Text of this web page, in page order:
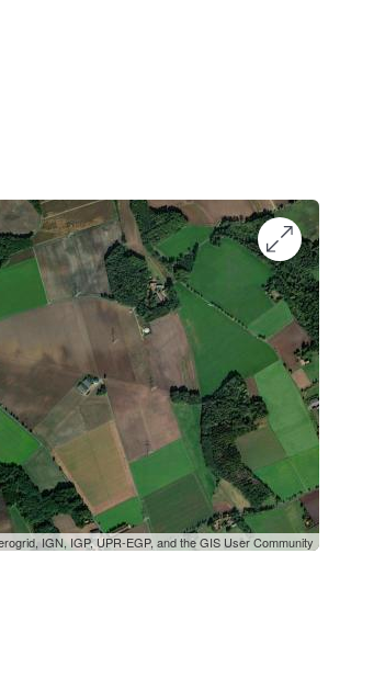
IGN, IGP, UPR-EGP, and the GIS User Community